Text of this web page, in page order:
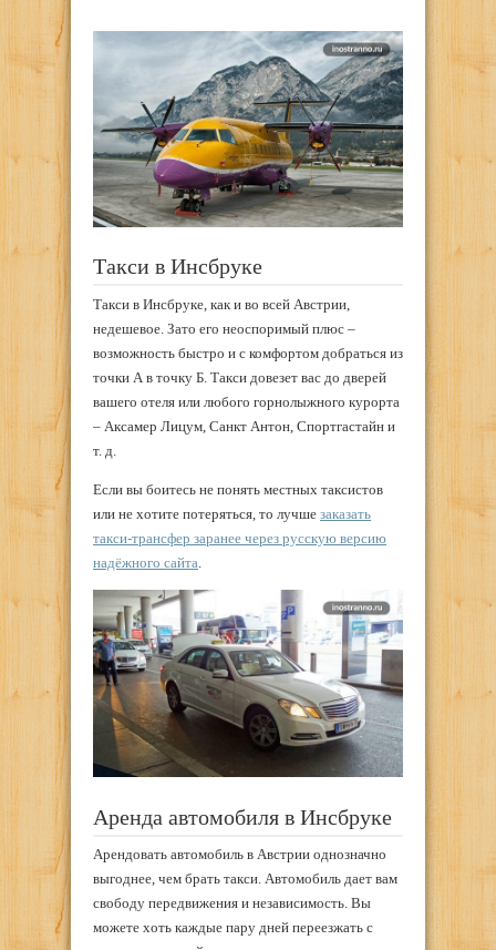
Такси в Инсбруке
Такси в Инсбруке, как и во всей Австрии,
недешевое. Зато его неоспоримый плюс –
возможность быстро и с комфортом добраться из
точки А в точку Б. Такси довезет вас до дверей
вашего отеля или любого горнолыжного курорта
– Аксамер Лицум, Санкт Антон, Спортгастайн и
т. д.
Если вы боитесь не понять местных таксистов
или не хотите потеряться, то лучше заказать
такси-трансфер заранее через русскую версию
надёжного сайта
Аренда автомобиля в Инсбруке
Арендовать автомобиль в Австрии однозначно
выгоднее, чем брать такси. Автомобиль дает вам
свободу передвижения и независимость. Вы
можете хоть каждые пару дней переезжать с